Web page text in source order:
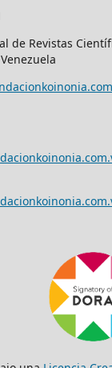
de Revistas